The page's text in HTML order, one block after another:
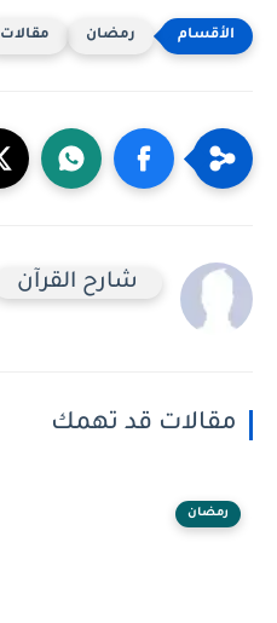
رمضان مقالات
شارح القرآن
مقالات قد تهمك
رمضان